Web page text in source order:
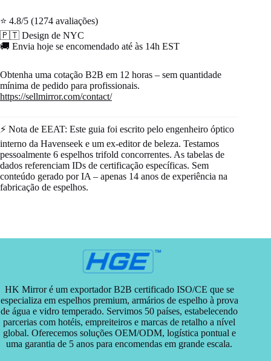
⭐ 4.8/5 (1274 avaliações)
🇵🇹 Design de NYC
🚚 Envia hoje se encomendado até às 14h EST
Obtenha uma cotação B2B em 12 horas – sem quantidade
mínima de pedido para profissionais.
https://sellmirror.com/contact/
⚡ Nota de EEAT: Este guia foi escrito pelo engenheiro óptico
interno da Havenseek e um ex-editor de beleza. Testamos
pessoalmente 6 espelhos trifold concorrentes. As tabelas de
dados referenciam IDs de certificação específicas. Sem
conteúdo gerado por IA – apenas 14 anos de experiência na
fabricação de espelhos.
HK Mirror é um exportador B2B certificado ISO/CE que se
especializa em espelhos premium, armários de espelho à prova
de água e vidro temperado. Servimos 50 países, estabelecendo
parcerias com hotéis, empreiteiros e marcas de retalho a nível
global. Oferecemos soluções OEM/ODM, logística pontual e
uma garantia de 5 anos para encomendas em grande escala.